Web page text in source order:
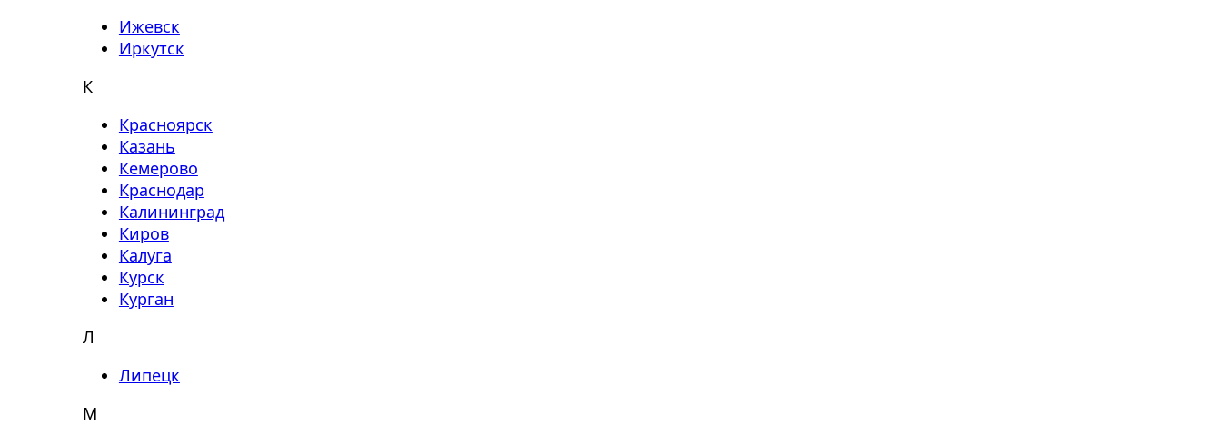
Ижевск
Иркутск
К
Красноярск
Казань
Кемерово
Краснодар
Калининград
Киров
Калуга
Курск
Курган
Л
Липецк
М